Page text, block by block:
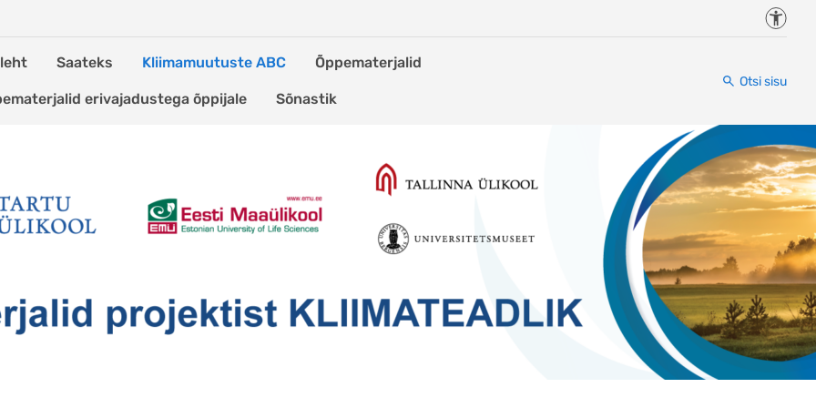
Saateks Kliimamuutuste ABC Õppematerjalid
erivajadustega õppijale Sõnastik
Otsi sisu